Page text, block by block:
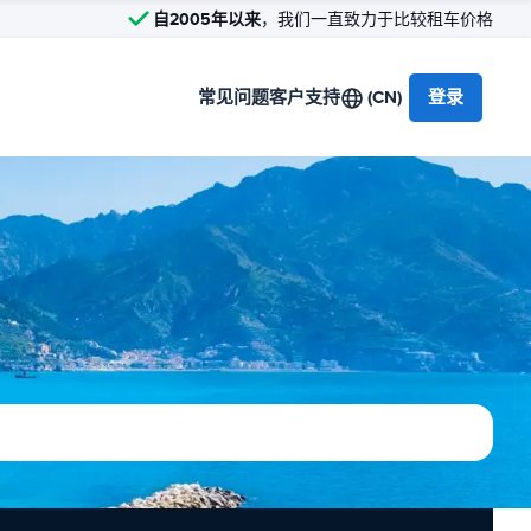
自2005年以来，我们一直致力于比较租车价格
常见问题客户支持 (CN) 登录